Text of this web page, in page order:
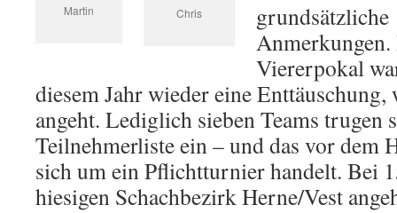
Martin Chris
grundsätzliche
Anmerkungen.
Viererpokal
diesem Jahr wieder eine
angeht. Lediglich sieben Teams trugen
Teilnehmerliste ein – und das vor dem
sich um ein Pflichtturnier handelt. Bei
hiesigen Schachbezirk Herne/Vest